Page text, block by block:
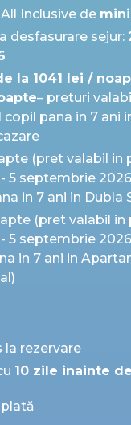
Inclusive de
desfasurare sejur:
la 1041 lei /
– preturi
copil pana in 7 ani
(pret valabil in
5 septembrie
in 7 ani in Dubla
(pret valabil in
5 septembrie
in 7 ani in
la rezervare
10 zile inainte